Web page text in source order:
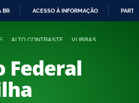
BR ACESSO À INFORMAÇÃO
ALTO CONTRASTE VLIBRAS